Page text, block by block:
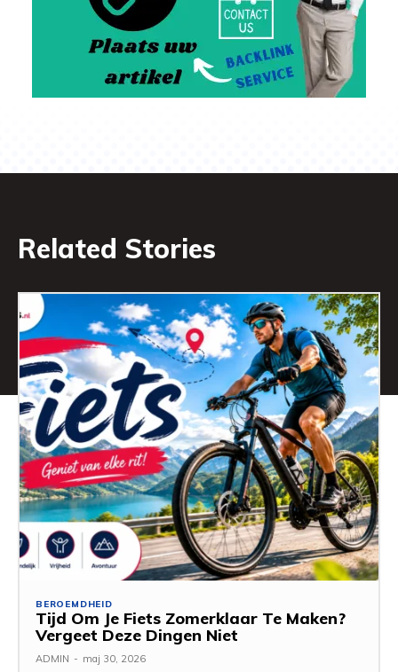
Related Stories
BEROEMDHEID
Tijd Om Je Fiets Zomerklaar Te Maken?
Vergeet Deze Dingen Niet
ADMIN - maj 30, 2026